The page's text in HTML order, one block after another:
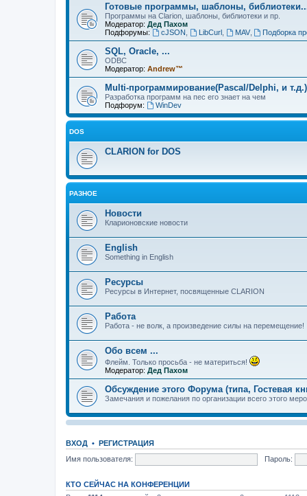
Готовые программы, шаблоны,
Программы на Clarion, шаблоны, библиотеки и пр.
Модератор: Дед Пахом
Подфорумы:
cJSON LibCurl, MAV, Подборка
SQL, Oracle, ...
ODBC
Модератор: Andrew™
Multi-программирование(Pascal/Delphi, и т.д.)
Разработка программ на пес его знает на чем
Подфорум:
WinDev
DOS
CLARION for DOS
РАЗНОЕ
Новости
Кларионовские новости
English
Something in English
Ресурсы
Ресурсы в Интернет, посвященные CLARION
Работа
Работа - не волк, а произведение силы на перемещение!
Обо всем ...
Флейм. Только просьба - не материться!
Модератор: Дед Пахом
Обсуждение этого Форума (типа, Гостевая
Замечания и пожелания по организации всего этого
ВХОД • РЕГИСТРАЦИЯ
Имя пользователя:
Пароль:
КТО СЕЙЧАС НА КОНФЕРЕНЦИИ